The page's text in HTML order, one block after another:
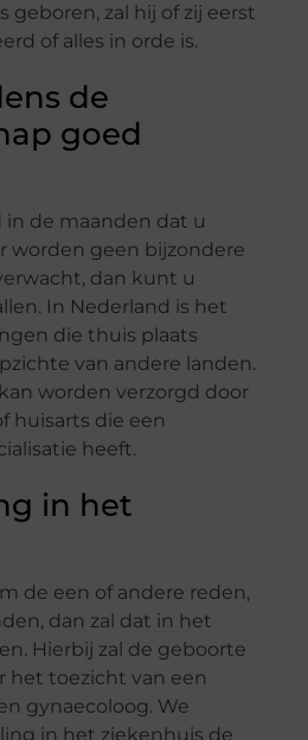
geboren, zal hij of zij eerst
of alles in orde is.
de
goed
in de maanden dat u
worden geen bijzondere
dan kunt u
In Nederland is het
die thuis plaats
van andere landen.
worden verzorgd door
huisarts die een
heeft.
in het
de een of andere reden,
dan zal dat in het
Hierbij zal de geboorte
het toezicht van een
gynaecoloog. We
in het ziekenhuis de